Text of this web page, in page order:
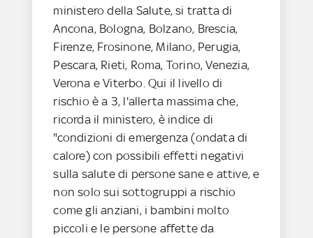
ministero della Salute, si tratta di
Ancona, Bologna, Bolzano, Brescia,
Firenze, Frosinone, Milano, Perugia,
Pescara, Rieti, Roma, Torino, Venezia,
Verona e Viterbo. Qui il livello di
rischio è a 3, l'allerta massima che,
ricorda il ministero, è indice di
"condizioni di emergenza (ondata di
calore) con possibili effetti negativi
sulla salute di persone sane e attive, e
non solo sui sottogruppi a rischio
come gli anziani, i bambini molto
piccoli e le persone affette da